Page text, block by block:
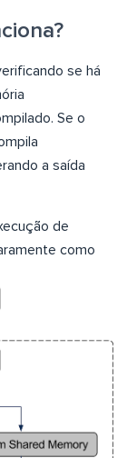
se há
Se o
a saída
de
como